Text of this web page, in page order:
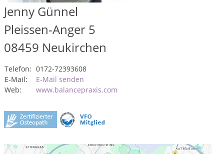
Jenny Günnel
Pleissen-Anger 5
08459 Neukirchen
Telefon: 0172-72393608
E-Mail:
E-Mail senden
Web:
www.balancepraxis.com